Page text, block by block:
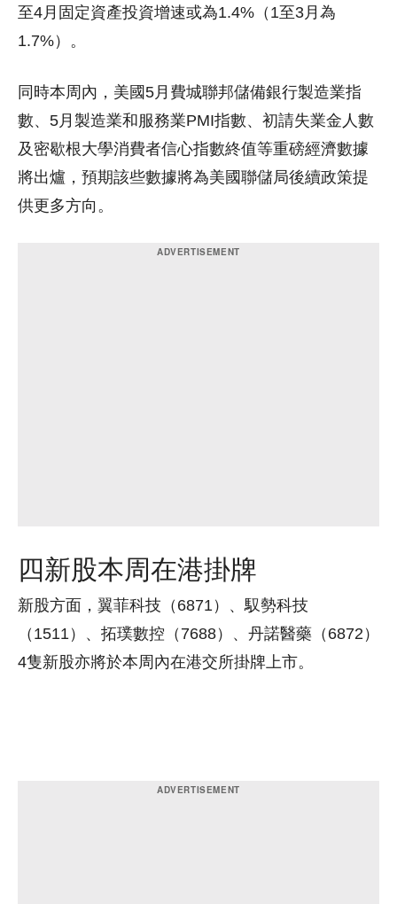
至4月固定資產投資增速或為1.4%（1至3月為
1.7%）。
同時本周內，美國5月費城聯邦儲備銀行製造業指
數、5月製造業和服務業PMI指數、初請失業金人數
及密歇根大學消費者信心指數終值等重磅經濟數據
將出爐，預期該些數據將為美國聯儲局後續政策提
供更多方向。
四新股本周在港掛牌
新股方面，翼菲科技（6871）、馭勢科技
（1511）、拓璞數控（7688）、丹諾醫藥（6872）
4隻新股亦將於本周內在港交所掛牌上市。